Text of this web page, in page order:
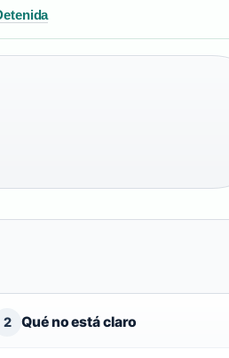
2 Qué no está claro